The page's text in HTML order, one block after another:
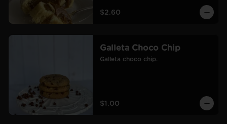
$2.60
Galleta Choco Chip
Galleta choco chip.
$1.00